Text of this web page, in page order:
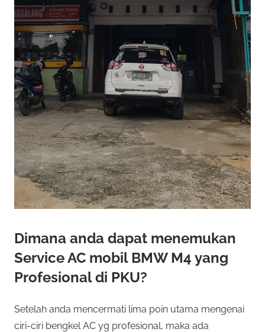
Dimana anda dapat menemukan
Service AC mobil BMW M4 yang
Profesional di PKU?
Setelah anda mencermati lima poin utama mengenai
ciri-ciri bengkel AC yg profesional, maka ada